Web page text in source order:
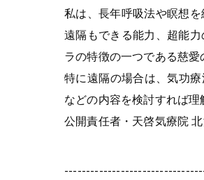
私は、長年呼吸法や瞑想
遠隔もできる能力、超能
ラの特徴の一つである慈愛
特に遠隔の場合は、気功
などの内容を検討すれば理
公開責任者・天啓気療院